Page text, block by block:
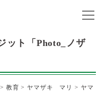
ット「Photo_ノザ
> 教育 > ヤマザキ マリ > ヤマ